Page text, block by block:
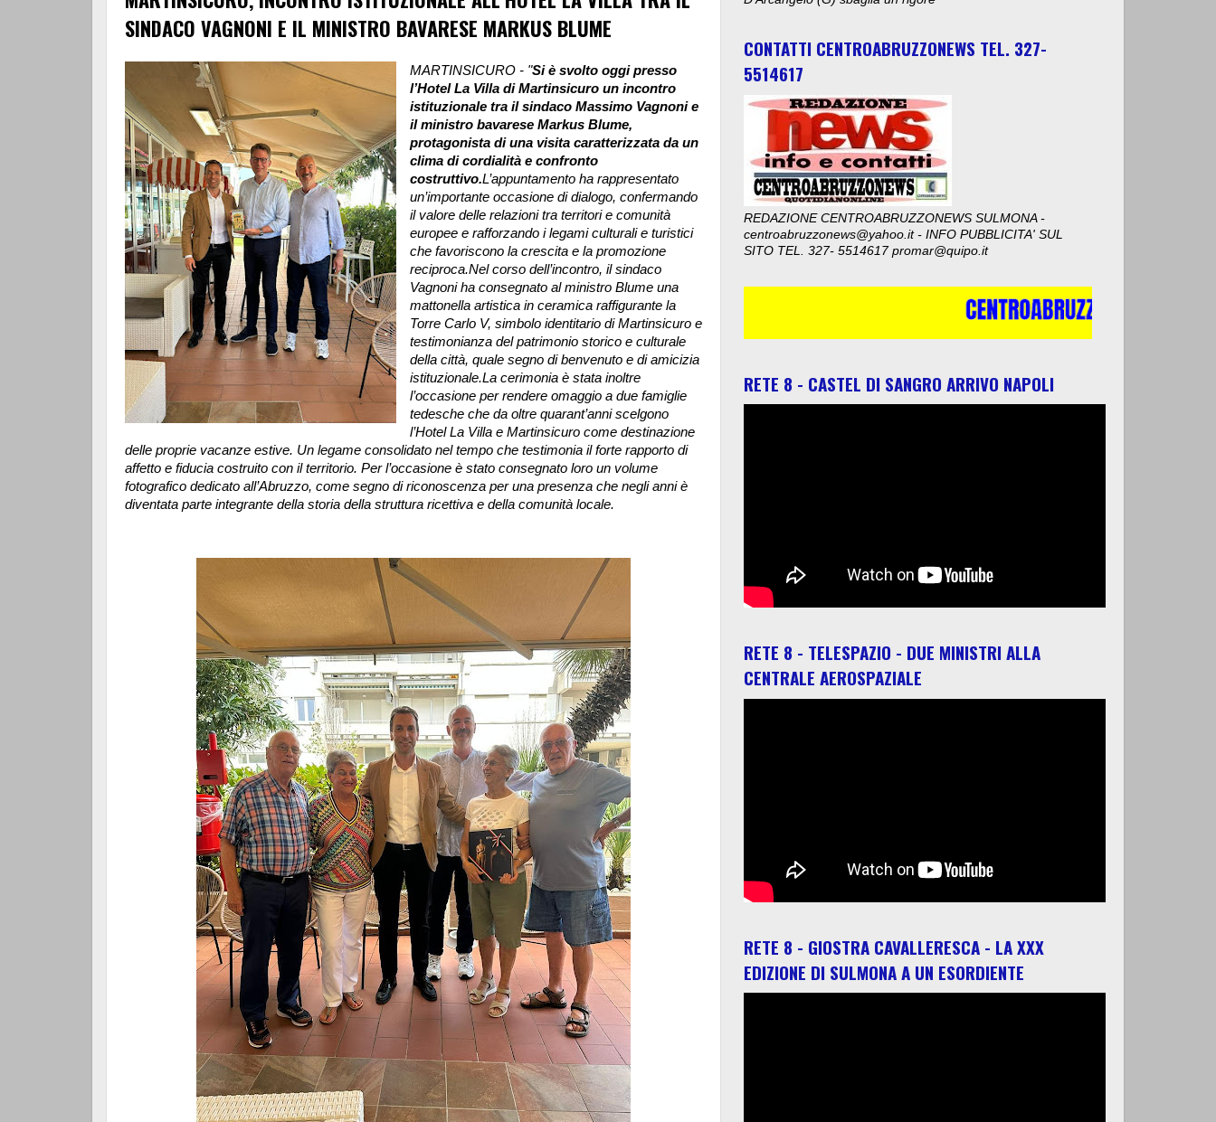
SINDACO VAGNONI E IL MINISTRO BAVARESE MARKUS BLUME
MARTINSICURO - "Si è svolto oggi presso
l’Hotel La Villa di Martinsicuro un incontro
istituzionale tra il sindaco Massimo Vagnoni e
il ministro bavarese Markus Blume,
protagonista di una visita caratterizzata da un
clima di cordialità e confronto
costruttivo.L’appuntamento ha rappresentato
un’importante occasione di dialogo, confermando
il valore delle relazioni tra territori e comunità
europee e rafforzando i legami culturali e turistici
che favoriscono la crescita e la promozione
reciproca.Nel corso dell’incontro, il sindaco
Vagnoni ha consegnato al ministro Blume una
mattonella artistica in ceramica raffigurante la
Torre Carlo V, simbolo identitario di Martinsicuro e
testimonianza del patrimonio storico e culturale
della città, quale segno di benvenuto e di amicizia
istituzionale.La cerimonia è stata inoltre
l’occasione per rendere omaggio a due famiglie
tedesche che da oltre quarant’anni scelgono
l’Hotel La Villa e Martinsicuro come destinazione
delle proprie vacanze estive. Un legame consolidato nel tempo che testimonia il forte rapporto di
affetto e fiducia costruito con il territorio. Per l’occasione è stato consegnato loro un volume
fotografico dedicato all’Abruzzo, come segno di riconoscenza per una presenza che negli anni è
diventata parte integrante della storia della struttura ricettiva e della comunità locale.
CONTATTI CENTROABRUZZONEWS TEL. 327-
5514617
REDAZIONE CENTROABRUZZONEWS SULMONA -
centroabruzzonews@yahoo.it - INFO PUBBLICITA' SUL
SITO TEL. 327- 5514617 promar@quipo.it
RETE 8 - CASTEL DI SANGRO ARRIVO NAPOLI
RETE 8 - TELESPAZIO - DUE MINISTRI ALLA
CENTRALE AEROSPAZIALE
RETE 8 - GIOSTRA CAVALLERESCA - LA XXX
EDIZIONE DI SULMONA A UN ESORDIENTE